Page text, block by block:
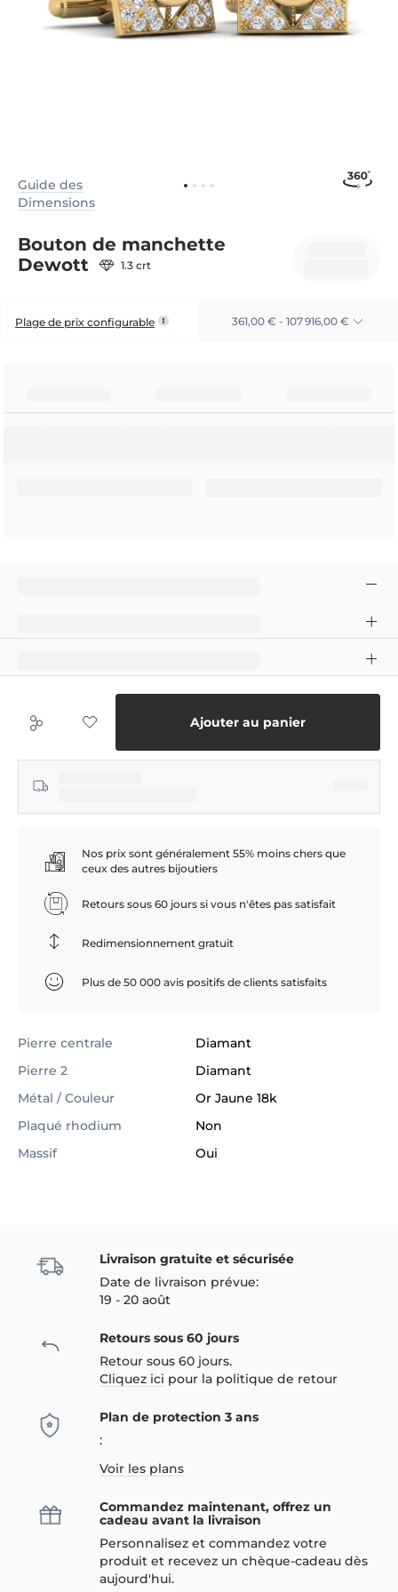
Guide des
Dimensions
Bouton de manchette
Dewott
1.3 crt
Plage de prix configurable 361,00 € - 107 916,00 €
Ajouter au panier
Nos prix sont généralement 55% moins chers que
ceux des autres bijoutiers
Retours sous 60 jours si vous n'êtes pas satisfait
Redimensionnement gratuit
Plus de 50 000 avis positifs de clients satisfaits
Pierre centrale
Diamant
Pierre 2
Diamant
Métal / Couleur
Or Jaune 18k
Plaqué rhodium
Non
Massif
Oui
Livraison gratuite et sécurisée
Date de livraison prévue:
19 - 20 août
Retours sous 60 jours
Retour sous 60 jours.
Cliquez ici pour la politique de retour
Plan de protection 3 ans
:
Voir les plans
Commandez maintenant, offrez un
cadeau avant la livraison
Personnalisez et commandez votre
produit et recevez un chèque-cadeau dès
aujourd'hui.